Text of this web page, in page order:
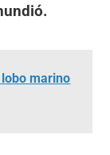
lobo marino